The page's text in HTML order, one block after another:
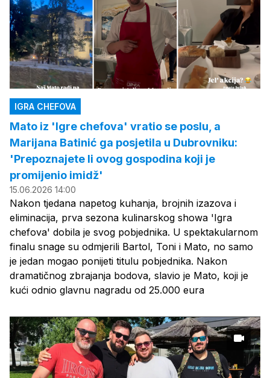
IGRA CHEFOVA
Mato iz 'Igre chefova' vratio se poslu, a
Marijana Batinić ga posjetila u Dubrovniku:
'Prepoznajete li ovog gospodina koji je
promijenio imidž'
15.06.2026 14:00
Nakon tjedana napetog kuhanja, brojnih izazova i
eliminacija, prva sezona kulinarskog showa 'Igra
chefova' dobila je svog pobjednika. U spektakularnom
finalu snage su odmjerili Bartol, Toni i Mato, no samo
je jedan mogao ponijeti titulu pobjednika. Nakon
dramatičnog zbrajanja bodova, slavio je Mato, koji je
kući odnio glavnu nagradu od 25.000 eura